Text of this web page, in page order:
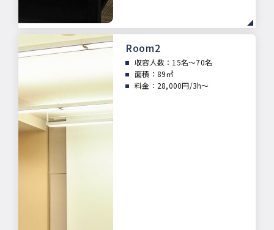
Room2
収容人数：15名～70名
面積： 89㎡
料金：28,000円/3h～